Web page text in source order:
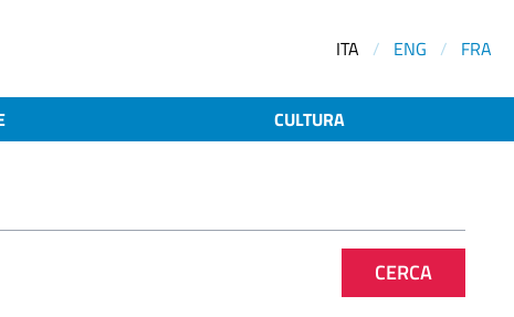
ITA / ENG / FRA
CULTURA
CERCA